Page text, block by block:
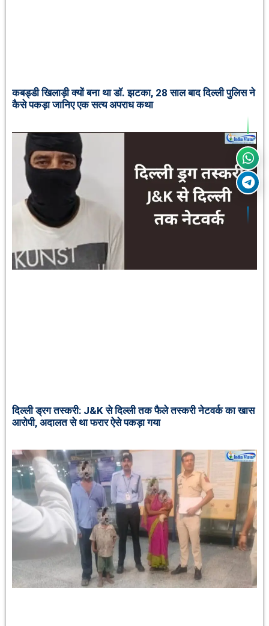
कबड्डी खिलाड़ी क्यों बना था डॉ. झटका, 28 साल बाद दिल्ली पुलिस ने
कैसे पकड़ा जानिए एक सत्य अपराध कथा
दिल्ली ड्रग तस्करी: J&K से दिल्ली तक फैले तस्करी नेटवर्क का खास
आरोपी, अदालत से था फरार ऐसे पकड़ा गया